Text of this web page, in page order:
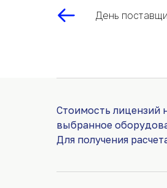
День
Стоимость лицензий
выбранное
Для получения